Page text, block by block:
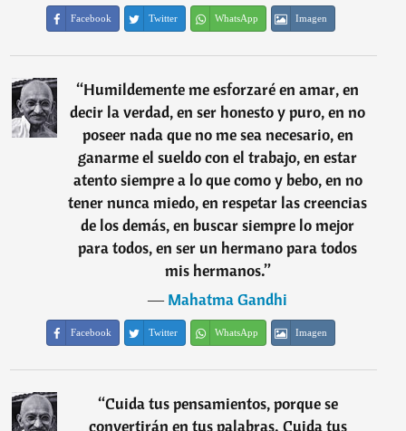
Facebook Twitter WhatsApp Imagen
“Humildemente me esforzaré en amar, en
decir la verdad, en ser honesto y puro, en no
poseer nada que no me sea necesario, en
ganarme el sueldo con el trabajo, en estar
atento siempre a lo que como y bebo, en no
tener nunca miedo, en respetar las creencias
de los demás, en buscar siempre lo mejor
para todos, en ser un hermano para todos
mis hermanos.”
―Mahatma Gandhi
Facebook Twitter WhatsApp Imagen
“Cuida tus pensamientos, porque se
convertirán en tus palabras. Cuida tus